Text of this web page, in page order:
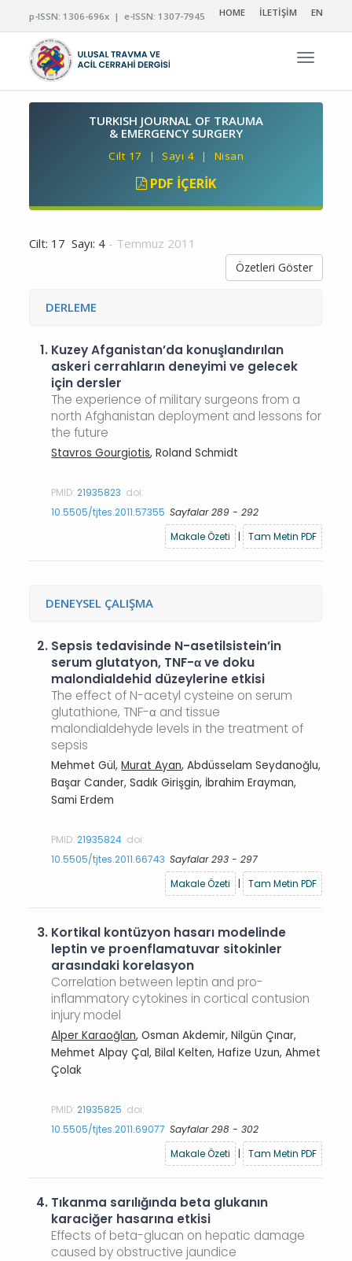
p-ISSN: 1306-696x | e-ISSN: 1307-7945 HOME İLETİŞİM EN
TURKISH JOURNAL OF TRAUMA
& EMERGENCY SURGERY
Cilt 17 | Sayı 4 | Nisan
PDF İÇERIK
Cilt: 17 Sayı: 4 - Temmuz 2011
Özetleri Göster
DERLEME
1. Kuzey Afganistan’da konuşlandırılan
askeri cerrahların deneyimi ve gelecek
için dersler
The experience of military surgeons from a
north Afghanistan deployment and lessons for
the future
Stavros Gourgiotis, Roland Schmidt
PMID:21935823 doi:
10.5505/tjtes.2011.57355 Sayfalar 289 - 292
Makale Özeti
| Tam Metin PDF
DENEYSEL ÇALIŞMA
2. Sepsis tedavisinde N-asetilsistein’in
serum glutatyon, TNF-α ve doku
malondialdehid düzeylerine etkisi
The effect of N-acetyl cysteine on serum
glutathione, TNF-α and tissue
malondialdehyde levels in the treatment of
sepsis
Mehmet Gül,Murat Ayan, Abdüsselam Seydanoğlu,
Başar Cander, Sadık Girişgin, İbrahim Erayman,
Sami Erdem
PMID:21935824 doi:
10.5505/tjtes.2011.66743 Sayfalar 293 - 297
Makale Özeti
| Tam Metin PDF
3. Kortikal kontüzyon hasarı modelinde
leptin ve proenflamatuvar sitokinler
arasındaki korelasyon
Correlation between leptin and pro-
inflammatory cytokines in cortical contusion
injury model
Alper Karaoğlan, Osman Akdemir, Nilgün Çınar,
Mehmet Alpay Çal, Bilal Kelten, Hafize Uzun, Ahmet
Çolak
PMID:21935825 doi:
10.5505/tjtes.2011.69077 Sayfalar 298 - 302
Makale Özeti
| Tam Metin PDF
4. Tıkanma sarılığında beta glukanın
karaciğer hasarına etkisi
Effects of beta-glucan on hepatic damage
caused by obstructive jaundice